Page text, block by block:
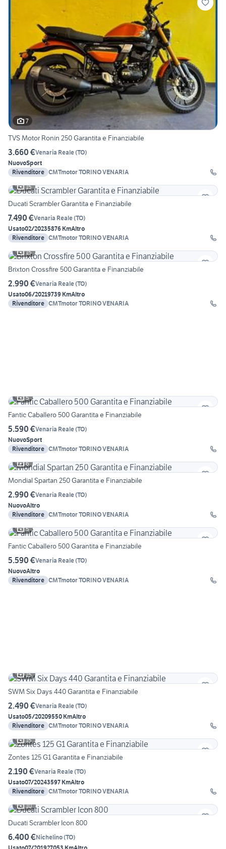
7
TVS Motor Ronin 250 Garantita e Finanziabile
3.660 €Venaria Reale(TO)
NuovoSport
Rivenditore CMTmotor TORINO VENARIA
15
Ducati Scrambler Garantita e Finanziabile
7.490 €Venaria Reale(TO)
Usato02/20235876 KmAltro
Rivenditore CMTmotor TORINO VENARIA
15
Brixton Crossfire 500 Garantita e Finanziabile
2.990 €Venaria Reale(TO)
Usato06/20219739 KmAltro
Rivenditore CMTmotor TORINO VENARIA
5
Fantic Caballero 500 Garantita e Finanziabile
5.590 €Venaria Reale(TO)
NuovoSport
Rivenditore CMTmotor TORINO VENARIA
6
Mondial Spartan 250 Garantita e Finanziabile
2.990 €Venaria Reale(TO)
NuovoAltro
Rivenditore CMTmotor TORINO VENARIA
5
Fantic Caballero 500 Garantita e Finanziabile
5.590 €Venaria Reale(TO)
NuovoAltro
Rivenditore CMTmotor TORINO VENARIA
15
SWM Six Days 440 Garantita e Finanziabile
2.490 €Venaria Reale(TO)
Usato05/20209550 KmAltro
Rivenditore CMTmotor TORINO VENARIA
15
Zontes 125 G1 Garantita e Finanziabile
2.190 €Venaria Reale(TO)
Usato07/20243597 KmAltro
Rivenditore CMTmotor TORINO VENARIA
10
Ducati Scrambler Icon 800
6.400 €Nichelino(TO)